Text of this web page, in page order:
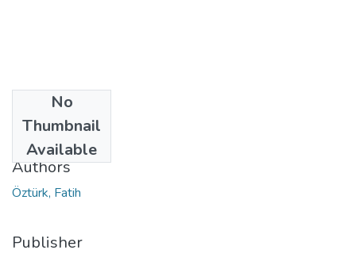
No
Thumbnail
Available
2011
Authors
Öztürk, Fatih
Publisher